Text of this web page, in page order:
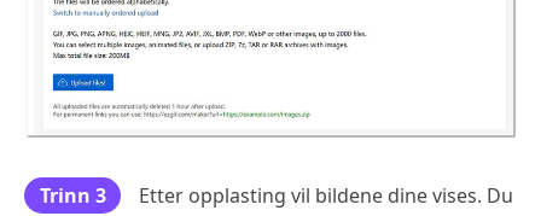
Trinn 3
Etter opplasting vil bildene dine vises. Du